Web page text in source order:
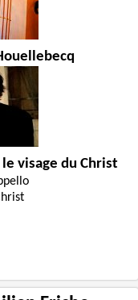
visage du Christ